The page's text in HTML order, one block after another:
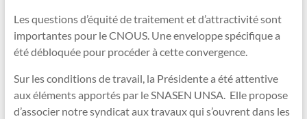
Les questions d’équité de traitement et d’attractivité sont
importantes pour le CNOUS. Une enveloppe spécifique a
été débloquée pour procéder à cette convergence.
Sur les conditions de travail, la Présidente a été attentive
aux éléments apportés par le SNASEN UNSA. Elle propose
d’associer notre syndicat aux travaux qui s’ouvrent dans les